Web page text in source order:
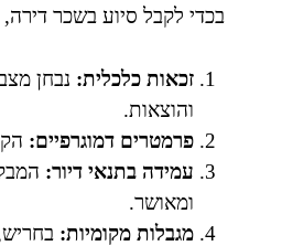
בכדי לקבל סיוע בשכר
זכאות כלכלית: נבחן
והוצאות.
פרמטרים דמוגרפיים:
עמידה בתנאי דיור:
ומאושר.
מגבלות מקומיות: